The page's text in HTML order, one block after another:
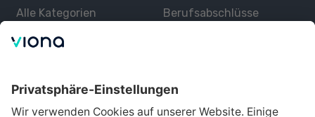
Alle Kategorien
Berufsabschlüsse
Über uns
Lernen mit Viona